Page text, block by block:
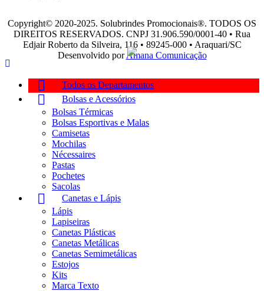
Copyright© 2020-2025. Solubrindes Promocionais®. TODOS OS
DIREITOS RESERVADOS. CNPJ 31.906.590/0001-40 • Rua
Edjair Roberto da Silveira, 116 • 89245-000 • Araquari/SC
Desenvolvido porAmana Comunicação
Todos os Departamentos
Bolsas e Acessórios
Bolsas Térmicas
Bolsas Esportivas e Malas
Camisetas
Mochilas
Nécessaires
Pastas
Pochetes
Sacolas
Canetas e Lápis
Lápis
Lapiseiras
Canetas Plásticas
Canetas Metálicas
Canetas Semimetálicas
Estojos
Kits
Marca Texto